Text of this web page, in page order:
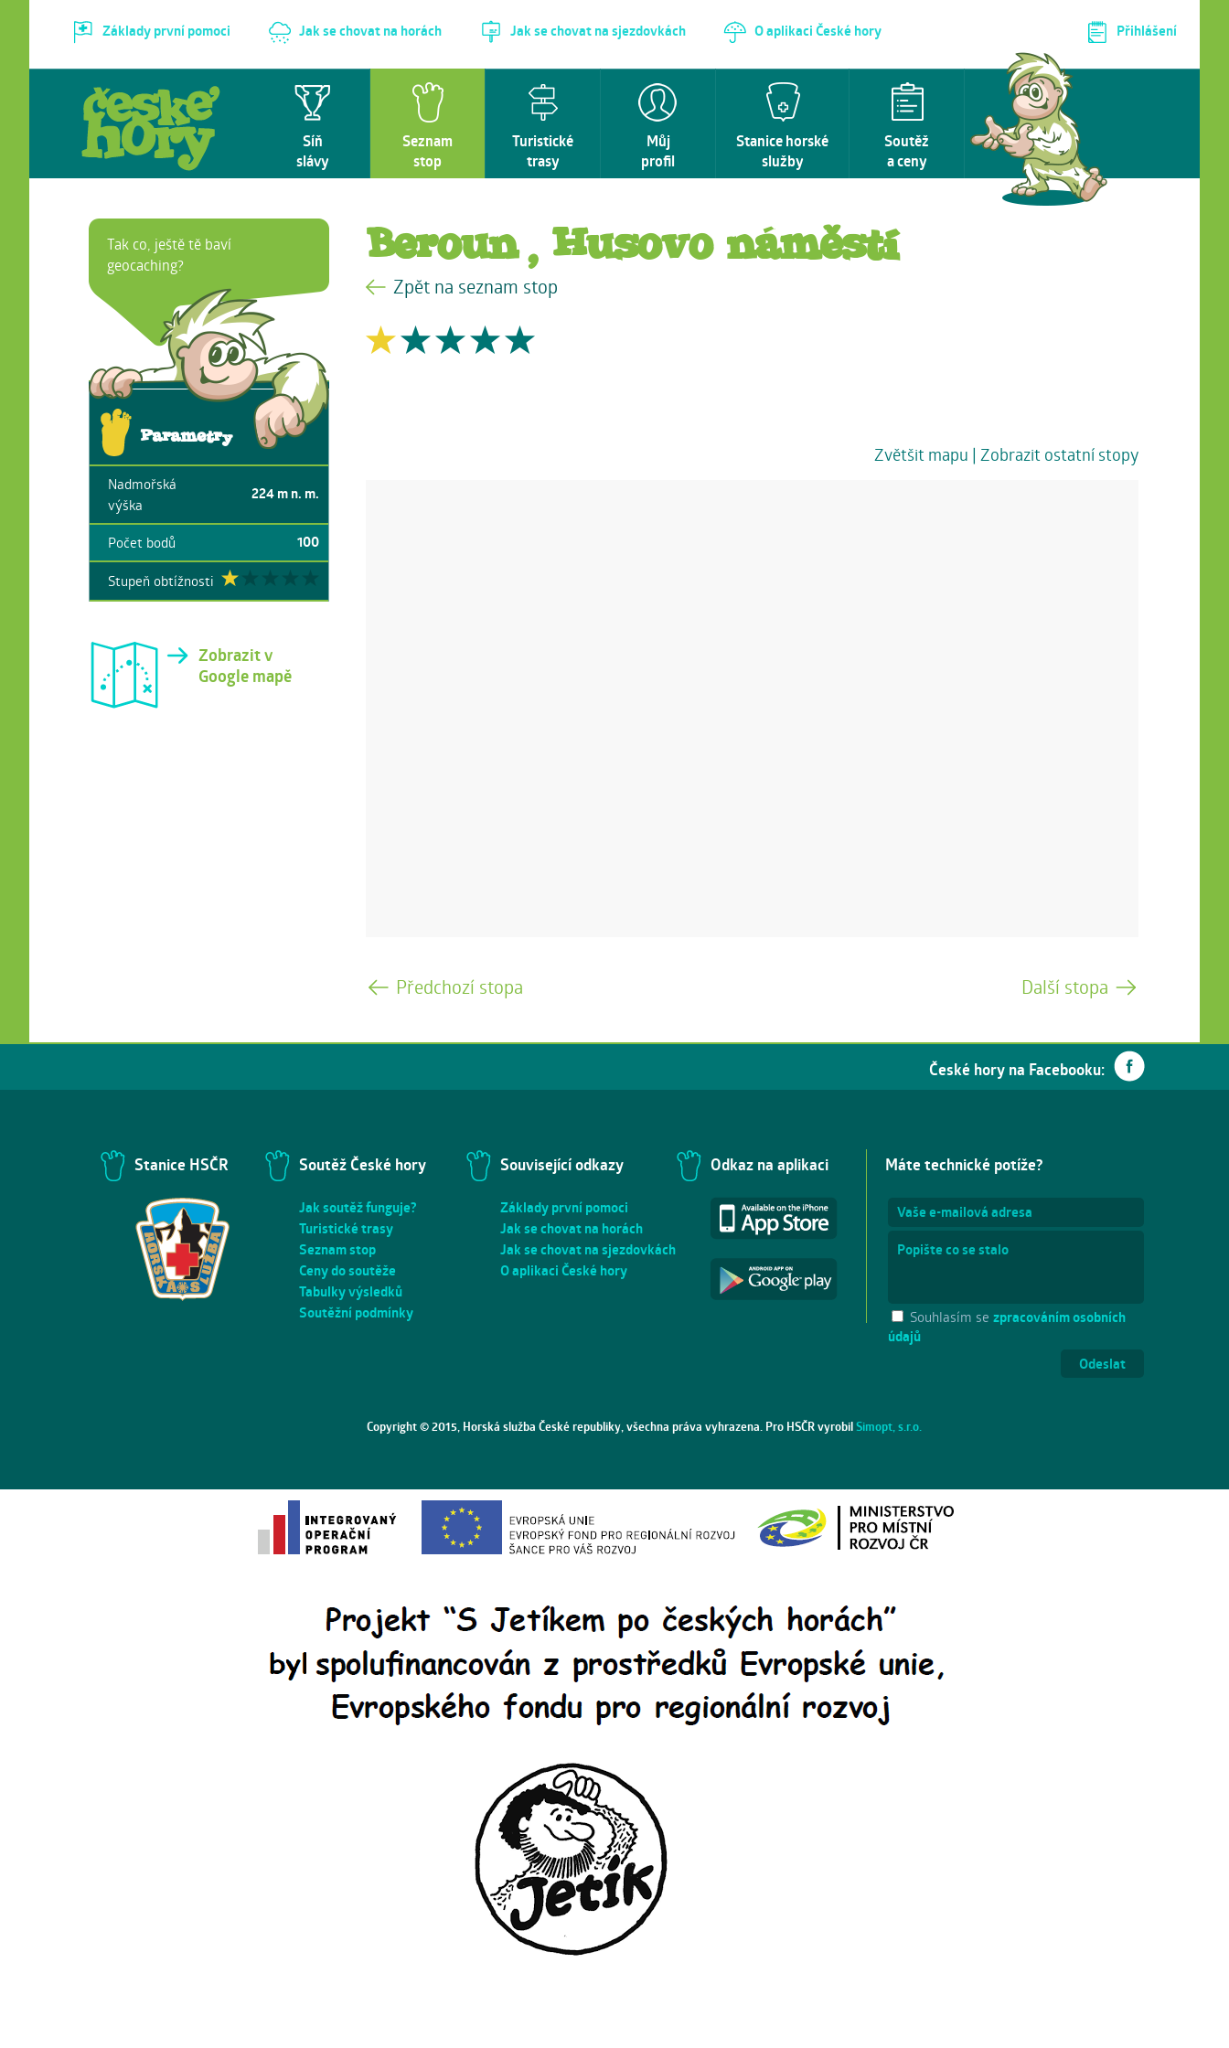
Základy první pomoci Jak se chovat na horách Jak se chovat na sjezdovkách O aplikaci České hory Přihlášení
Síň
slávy
Seznam
stop
Turistické
trasy
Můj
profil
Stanice horské
služby
Soutěž
a ceny
Tak co, ještě tě baví
geocaching?
Parametry
Nadmořská
výška
224 m n. m.
Počet bodů 100
Stupeň obtížnosti
Zobrazit v
Google mapě
Beroun, Husovo náměstí
Zpět na seznam stop
Zvětšit mapu | Zobrazit ostatní stopy
Předchozí stopa Další stopa
České hory na Facebooku:
Stanice HSČR Soutěž České hory
Jak soutěž funguje?
Turistické trasy
Seznam stop
Ceny do soutěže
Tabulky výsledků
Soutěžní podmínky
Související odkazy
Základy první pomoci
Jak se chovat na horách
Jak se chovat na sjezdovkách
O aplikaci České hory
Odkaz na aplikaci Máte technické potíže?
Souhlasím se zpracováním osobních
údajů
Copyright © 2015, Horská služba České republiky, všechna práva vyhrazena. Pro HSČR vyrobilSimopt, s.r.o.